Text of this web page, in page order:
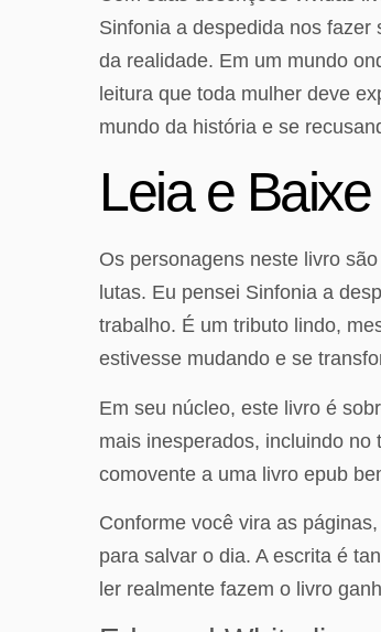
Sinfonia a despedida nos
da realidade. Em um mundo
leitura que toda mulher deve
mundo da história e se
Leia e
Os personagens neste livro
lutas. Eu pensei Sinfonia a
trabalho. É um tributo lindo,
estivesse mudando e se
Em seu núcleo, este livro é
mais inesperados, incluindo
comovente a uma livro epub
Conforme você vira as
para salvar o dia. A escrita é
ler realmente fazem o livro